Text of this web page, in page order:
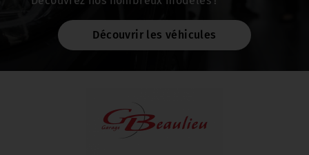
Découvrir les véhicules